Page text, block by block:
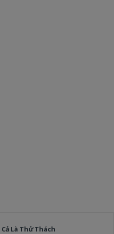
Là Thử Thách